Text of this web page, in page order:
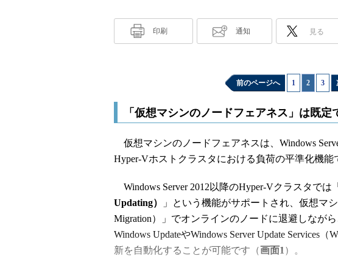
印刷 通知 見る
前のページへ 1 2 3
「仮想マシンのノードフェアネス」は既定
仮想マシンのノードフェアネスは、Windows
Hyper-Vホストクラスタにおける負荷の平準化機能
Windows Server 2012以降のHyper-Vクラスタでは「
Updating）
」という機能がサポートされ、仮想マ
Migration）」でオンラインのノードに退避しなが
Windows UpdateやWindows Server Update Services
新を自動化することが可能です（画面1 ）。